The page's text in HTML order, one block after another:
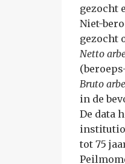
gezocht
Niet-
gezocht
Netto
Bruto
in de
De data
tot 75